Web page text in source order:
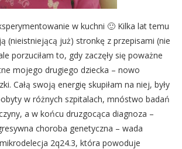
w kuchni 🙂 Kilka lat temu
(nieistniejącą już) stronkę z przepisami (nie
porzuciłam to, gdy zaczęły się poważne
mojego drugiego dziecka – nowo
Całą swoją energię skupiłam na niej, były
w różnych szpitalach, mnóstwo badań
a w końcu druzgocąca diagnoza –
choroba genetyczna – wada
2q24.3, która powoduje